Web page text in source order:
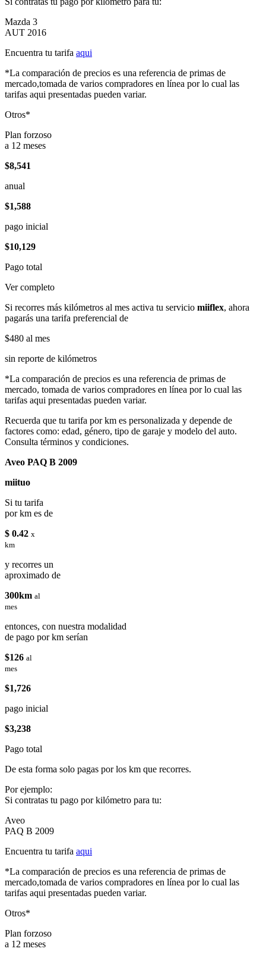
Mazda 3
AUT 2016
Encuentra tu tarifa aqui
*La comparación de precios es una referencia de primas de
mercado,tomada de varios compradores en línea por lo cual las
tarifas aqui presentadas pueden variar.
Otros*
Plan forzoso
a 12 meses
$8,541
anual
$1,588
pago inicial
$10,129
Pago total
Ver completo
Si recorres más kilómetros al mes activa tu servicio miiflex, ahora
pagarás una tarifa preferencial de
$480 al mes
sin reporte de kilómetros
*La comparación de precios es una referencia de primas de
mercado, tomada de varios compradores en línea por lo cual las
tarifas aqui presentadas pueden variar.
Recuerda que tu tarifa por km es personalizada y depende de
factores como: edad, género, tipo de garaje y modelo del auto.
Consulta términos y condiciones.
Aveo PAQ B 2009
miituo
Si tu tarifa
por km es de
$ 0.42 x
km
y recorres un
aproximado de
300km al
mes
entonces, con nuestra modalidad
de pago por km serían
$126 al
mes
$1,726
pago inicial
$3,238
Pago total
De esta forma solo pagas por los km que recorres.
Por ejemplo:
Si contratas tu pago por kilómetro para tu:
Aveo
PAQ B 2009
Encuentra tu tarifa aqui
*La comparación de precios es una referencia de primas de
mercado,tomada de varios compradores en línea por lo cual las
tarifas aqui presentadas pueden variar.
Otros*
Plan forzoso
a 12 meses